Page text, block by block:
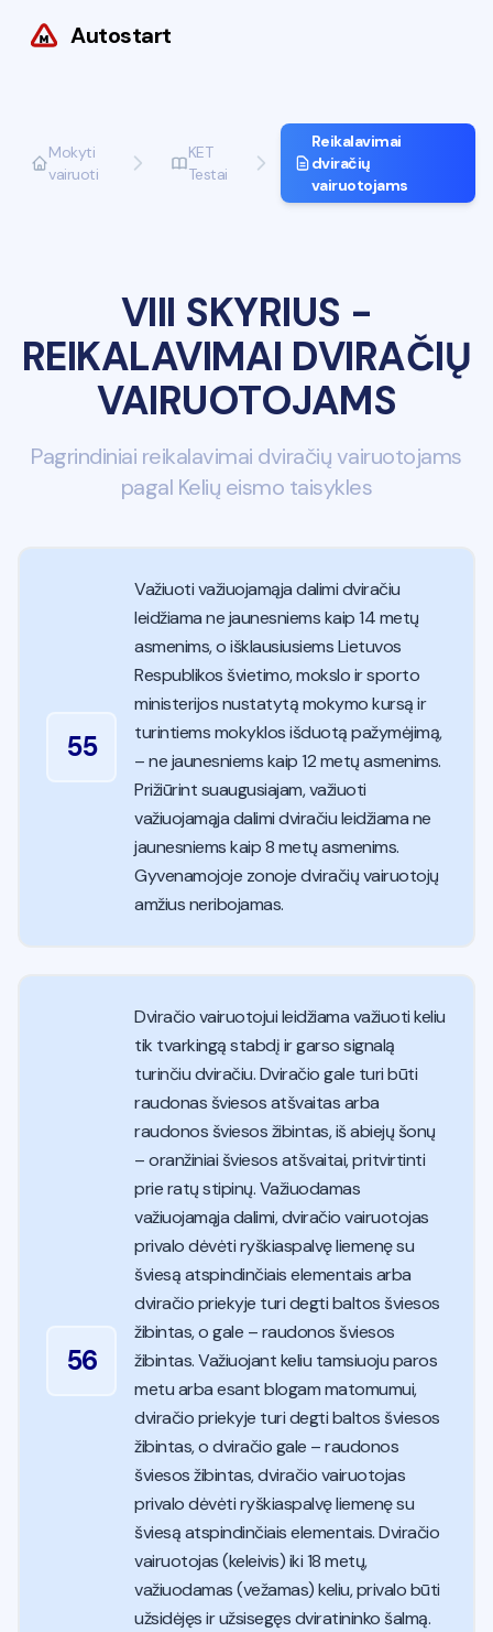
Autostart
Mokyti
vairuoti
KET
Testai
Reikalavimai
dviračių
vairuotojams
VIII SKYRIUS -
REIKALAVIMAI DVIRAČIŲ
VAIRUOTOJAMS
Pagrindiniai reikalavimai dviračių vairuotojams
pagal Kelių eismo taisykles
55
Važiuoti važiuojamąja dalimi dviračiu
leidžiama ne jaunesniems kaip 14 metų
asmenims, o išklausiusiems Lietuvos
Respublikos švietimo, mokslo ir sporto
ministerijos nustatytą mokymo kursą ir
turintiems mokyklos išduotą pažymėjimą,
– ne jaunesniems kaip 12 metų asmenims.
Prižiūrint suaugusiajam, važiuoti
važiuojamąja dalimi dviračiu leidžiama ne
jaunesniems kaip 8 metų asmenims.
Gyvenamojoje zonoje dviračių vairuotojų
amžius neribojamas.
56
Dviračio vairuotojui leidžiama važiuoti keliu
tik tvarkingą stabdį ir garso signalą
turinčiu dviračiu. Dviračio gale turi būti
raudonas šviesos atšvaitas arba
raudonos šviesos žibintas, iš abiejų šonų
– oranžiniai šviesos atšvaitai, pritvirtinti
prie ratų stipinų. Važiuodamas
važiuojamąja dalimi, dviračio vairuotojas
privalo dėvėti ryškiaspalvę liemenę su
šviesą atspindinčiais elementais arba
dviračio priekyje turi degti baltos šviesos
žibintas, o gale – raudonos šviesos
žibintas. Važiuojant keliu tamsiuoju paros
metu arba esant blogam matomumui,
dviračio priekyje turi degti baltos šviesos
žibintas, o dviračio gale – raudonos
šviesos žibintas, dviračio vairuotojas
privalo dėvėti ryškiaspalvę liemenę su
šviesą atspindinčiais elementais. Dviračio
vairuotojas (keleivis) iki 18 metų,
važiuodamas (vežamas) keliu, privalo būti
užsidėjęs ir užsisegęs dviratininko šalmą.